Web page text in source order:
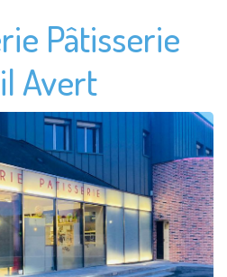
Pâtisserie
Avert